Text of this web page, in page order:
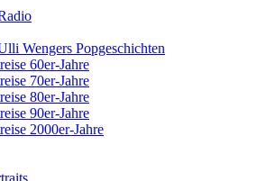
Wengers Popgeschichten
60er-Jahre
70er-Jahre
80er-Jahre
90er-Jahre
2000er-Jahre